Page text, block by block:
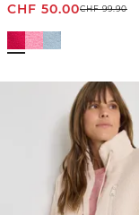
CHF 50.00CHF99.90